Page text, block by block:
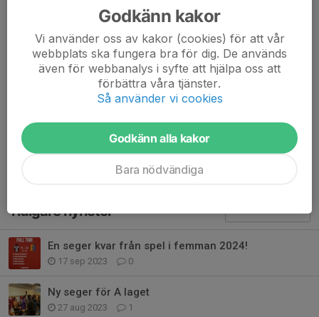
Kansli
Dela nyhet
Kommentarer
Tidigare nyheter
En seger kvar från spel i femman 2024!
17 sep 2023 0
Ny seger för A laget
27 aug 2023 1
Godkänn kakor
Vi använder oss av kakor (cookies) för att vår
webbplats ska fungera bra för dig. De används
även för webbanalys i syfte att hjälpa oss att
förbättra våra tjänster.
Så använder vi cookies
Godkänn alla kakor
Bara nödvändiga